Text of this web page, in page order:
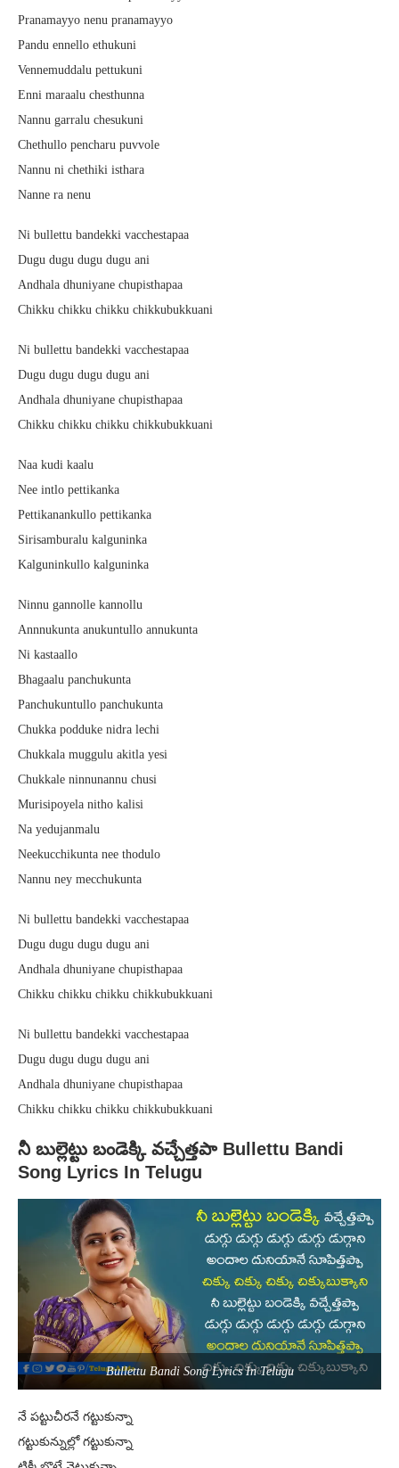
Pranamayyo nenu pranamayyo
Pandu ennello ethukuni
Vennemuddalu pettukuni
Enni maraalu chesthunna
Nannu garralu chesukuni
Chethullo pencharu puvvole
Nannu ni chethiki isthara
Nanne ra nenu
Ni bullettu bandekki vacchestapaa
Dugu dugu dugu dugu ani
Andhala dhuniyane chupisthapaa
Chikku chikku chikku chikkubukkuani
Ni bullettu bandekki vacchestapaa
Dugu dugu dugu dugu ani
Andhala dhuniyane chupisthapaa
Chikku chikku chikku chikkubukkuani
Naa kudi kaalu
Nee intlo pettikanka
Pettikanankullo pettikanka
Sirisamburalu kalguninka
Kalguninkullo kalguninka
Ninnu gannolle kannollu
Annnukunta anukuntullo annukunta
Ni kastaallo
Bhagaalu panchukunta
Panchukuntullo panchukunta
Chukka podduke nidra lechi
Chukkala muggulu akitla yesi
Chukkale ninnunannu chusi
Murisipoyela nitho kalisi
Na yedujanmalu
Neekucchikunta nee thodulo
Nannu ney mecchukunta
Ni bullettu bandekki vacchestapaa
Dugu dugu dugu dugu ani
Andhala dhuniyane chupisthapaa
Chikku chikku chikku chikkubukkuani
Ni bullettu bandekki vacchestapaa
Dugu dugu dugu dugu ani
Andhala dhuniyane chupisthapaa
Chikku chikku chikku chikkubukkuani
నీ బుల్లెట్టు బండెక్కి వచ్చేత్తపా Bullettu Bandi
Song Lyrics In Telugu
Bullettu Bandi Song Lyrics In Telugu
నే పట్టుచీరనే గట్టుకున్నా
గట్టుకున్నుల్లో గట్టుకున్నా